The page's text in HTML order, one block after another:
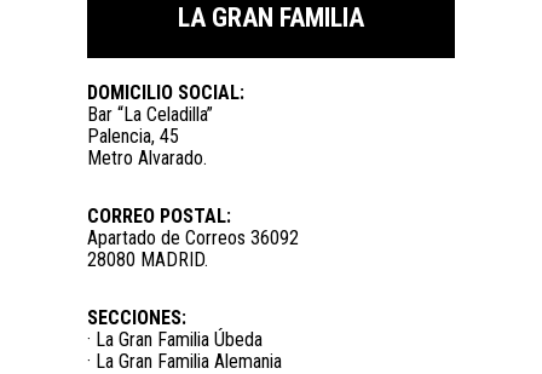
LA GRAN FAMILIA
DOMICILIO SOCIAL:
Bar “La Celadilla”
Palencia, 45
Metro Alvarado.
CORREO POSTAL:
Apartado de Correos 36092
28080 MADRID.
SECCIONES:
· La Gran Familia Úbeda
· La Gran Familia Alemania